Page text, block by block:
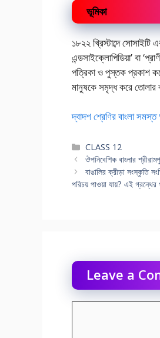
ভূমিকা
১৮২২ খ্রিস্টাব্দে সোসাইটি
এন্ডসাইক্লোপিডিয়া’ বা
পত্রিকা ও পুস্তক প্রকাশ
মানুষকে সমৃদ্ধ করে তোলার
দ্বাদশ শ্রেণির বাংলা
Categories
CLASS 12
ঔপনিবেশিক বাংলার
বাঙালির ক্রীড়া সংস্কৃতি
পরিচয় পাওয়া যায়? এই গ্রন্থের
Leave a